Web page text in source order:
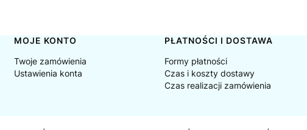
MOJE KONTO
Twoje zamówienia
Ustawienia konta
PŁATNOŚCI I DOSTAWA
Formy płatności
Czas i koszty dostawy
Czas realizacji zamówienia